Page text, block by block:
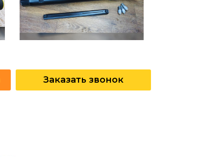
Заказать звонок